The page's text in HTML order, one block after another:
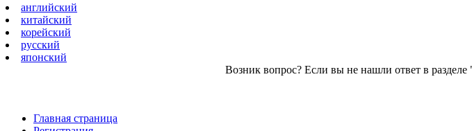
английский
китайский
корейский
русский
японский
Возник вопрос? Если вы не нашли ответ в
Главная страница